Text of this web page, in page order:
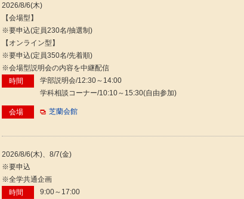
2026/8/6(木)
【会場型】
※要申込(定員230名/抽選制)
【オンライン型】
※要申込(定員350名/先着順)
※会場型説明会の内容を中継配信
時間
学部説明会/12:30～14:00
学科相談コーナー/10:10～15:30(自由参加)
会場 芝蘭会館
2026/8/6(木)、8/7(金)
※要申込
※全学共通企画
時間
9:00～17:00